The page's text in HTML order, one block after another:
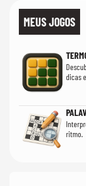
MEUS JOGOS
dicas
ritmo.